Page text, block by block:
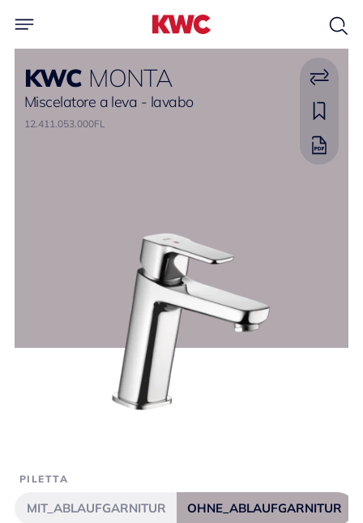
KWC MONTA
Miscelatore a leva - lavabo
12.411.053.000FL
PILETTA
MIT_ABLAUFGARNITUR OHNE_ABLAUFGARNITUR